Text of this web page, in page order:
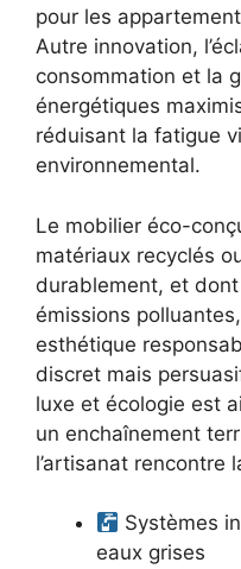
pour les
Autre innovation,
consommation et la
énergétiques
réduisant la fatigue
environnemental.
Le mobilier éco-
matériaux recyclés
durablement, et
émissions
esthétique
discret mais
luxe et écologie est
un enchaînement
l’artisanat rencontre
Systèmes
eaux grises